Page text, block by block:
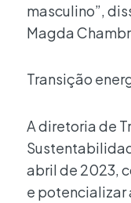
masculino”,
Magda
Transição
A diretoria de
abril de 2023,
e potencializar